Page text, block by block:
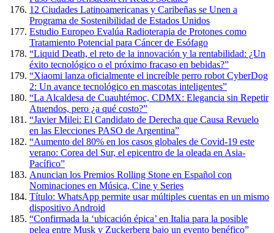
12 Ciudades Latinoamericanas y Caribeñas se Unen a
Programa de Sostenibilidad de Estados Unidos
Estudio Europeo Evalúa Radioterapia de Protones como
Tratamiento Potencial para Cáncer de Esófago
“Liquid Death, el reto de la innovación y la rentabilidad: ¿Un
éxito tecnológico o el próximo fracaso en bebidas?”
“Xiaomi lanza oficialmente el increíble perro robot CyberDog
2: Un avance tecnológico en mascotas inteligentes”
“La Alcaldesa de Cuauhtémoc, CDMX: Elegancia sin Repetir
Atuendos, pero ¿a qué costo?”
“Javier Milei: El Candidato de Derecha que Causa Revuelo
en las Elecciones PASO de Argentina”
“Aumento del 80% en los casos globales de Covid-19 este
verano: Corea del Sur, el epicentro de la oleada en Asia-
Pacífico”
Anuncian los Premios Rolling Stone en Español con
Nominaciones en Música, Cine y Series
Título: WhatsApp permite usar múltiples cuentas en un mismo
dispositivo Android
“Confirmada la ‘ubicación épica’ en Italia para la posible
pelea entre Musk y Zuckerberg bajo un evento benéfico”